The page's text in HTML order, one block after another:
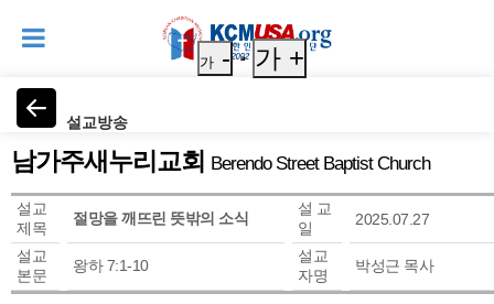
설교방송
가 - 가 +
남가주새누리교회 Berendo Street Baptist Church
설교
제목
절망을 깨뜨린 뜻밖의 소식
설 교
일
2025.07.27
설교
본문
왕하 7:1-10
설교
자명
박성근 목사